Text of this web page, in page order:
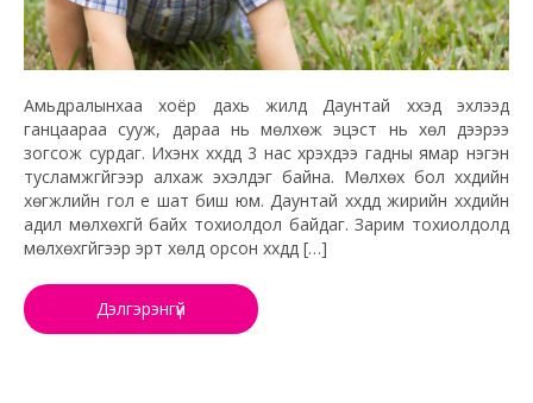
Амьдралынхаа хоёр дахь жилд Даунтай хүүхэд эхлээд
ганцаараа сууж, дараа нь мөлхөж эцэст нь хөл дээрээ
зогсож сурдаг. Ихэнх хүүхдүүд 3 нас хүрэхдээ гадны ямар нэгэн
тусламжгүйгээр алхаж эхэлдэг байна. Мөлхөх бол хүүхдийн
хөгжлийн гол үе шат биш юм. Даунтай хүүхдүүд жирийн хүүхдийн
адил мөлхөхгүй байх тохиолдол байдаг. Зарим тохиолдолд
мөлхөхгүйгээр эрт хөлд орсон хүүхдүүд […]
Дэлгэрэнгүй